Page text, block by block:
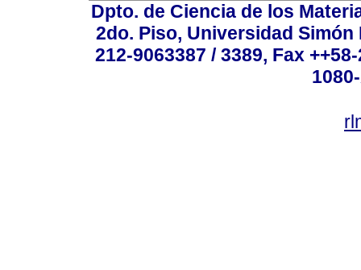
Dpto. de Ciencia de los
2do. Piso, Universidad
212-9063387 / 3389, Fax